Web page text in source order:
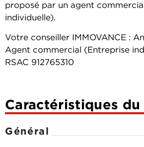
proposé par un agent
individuelle).
Votre conseiller IMMOVANCE :
Agent commercial (Entreprise
RSAC 912765310
Caractéristiques du
Général